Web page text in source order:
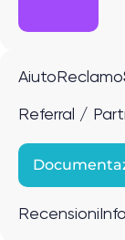
Aiuto Reclamo
Referral /
Recensioni